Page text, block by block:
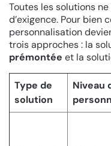
Toutes les solutions
d’exigence. Pour bien
personnalisation
trois approches : la
prémontée et la
Type de
solution
Niveau